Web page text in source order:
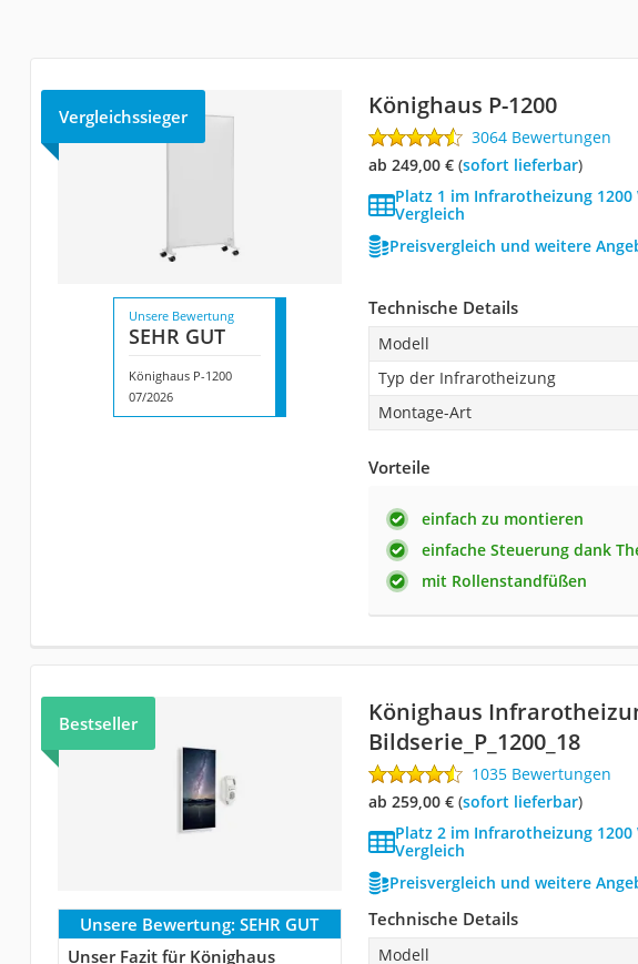
Vergleichssieger Könighaus P-1200
3064 Bewertungen
ab 249,00 €( Sofort lieferbar)
Platz 1 im Infrarotheizung 1200
Vergleich
Preisvergleich und weitere
Unsere Bewertung
SEHR GUT
Könighaus P-1200
07/2026
Technische Details
Modell
Typ der Infrarotheizung
Montage-Art
Vorteile
einfach zu montieren
einfache Steuerung dank
mit Rollenstandfüßen
Bestseller
Könighaus
Bildserie_P_1200_18
1035 Bewertungen
ab 259,00 €( Sofort lieferbar)
Platz 2 im Infrarotheizung 1200
Vergleich
Preisvergleich und weitere
Unsere Bewertung: SEHR GUT
Unser Fazit für Könighaus
Technische Details
Modell